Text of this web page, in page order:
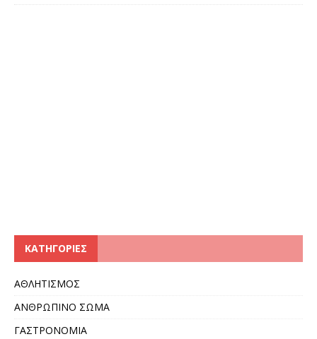
KΑΤΗΓΟΡΊΕΣ
ΑΘΛΗΤΙΣΜΟΣ
ΑΝΘΡΩΠΙΝΟ ΣΩΜΑ
ΓΑΣΤΡΟΝΟΜΙΑ